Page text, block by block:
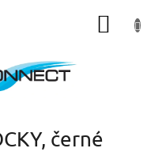
černé